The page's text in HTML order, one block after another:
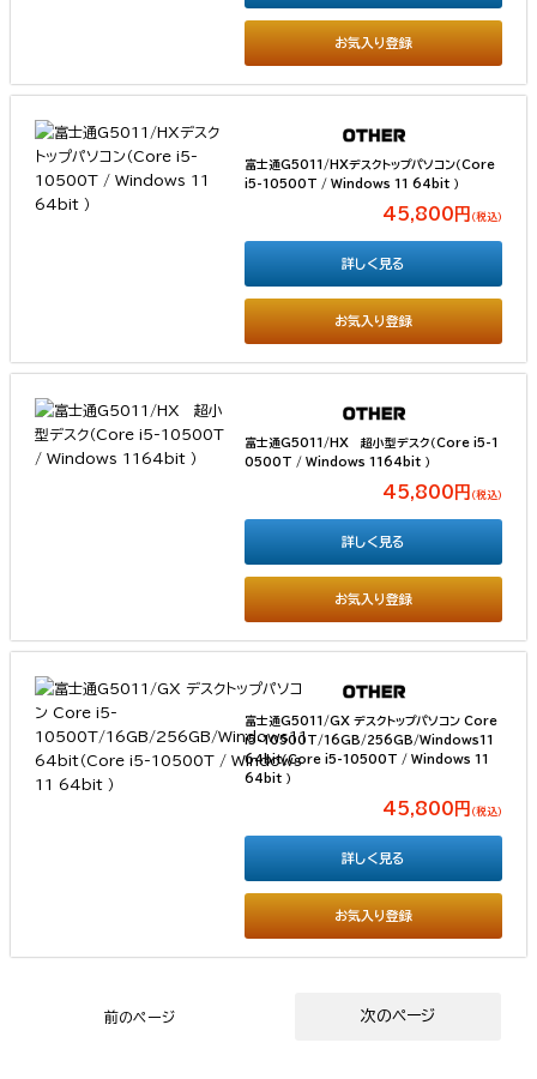
お気入り登録
富士通G5011/HXデスクトップパソコン（Core
i5-10500T / Windows 11 64bit ）
45,800円 （税込）
お気入り登録
詳しく見る
富士通G5011/HX 超小型デスク（Core i5-1
0500T / Windows 1164bit ）
45,800円 （税込）
お気入り登録
詳しく見る
富士通G5011/GX デスクトップパソコン Core
i5-10500T/16GB/256GB/Windows11
64bit（Core i5-10500T / Windows 11
64bit ）
45,800円 （税込）
お気入り登録
詳しく見る
前のページ 次のページ